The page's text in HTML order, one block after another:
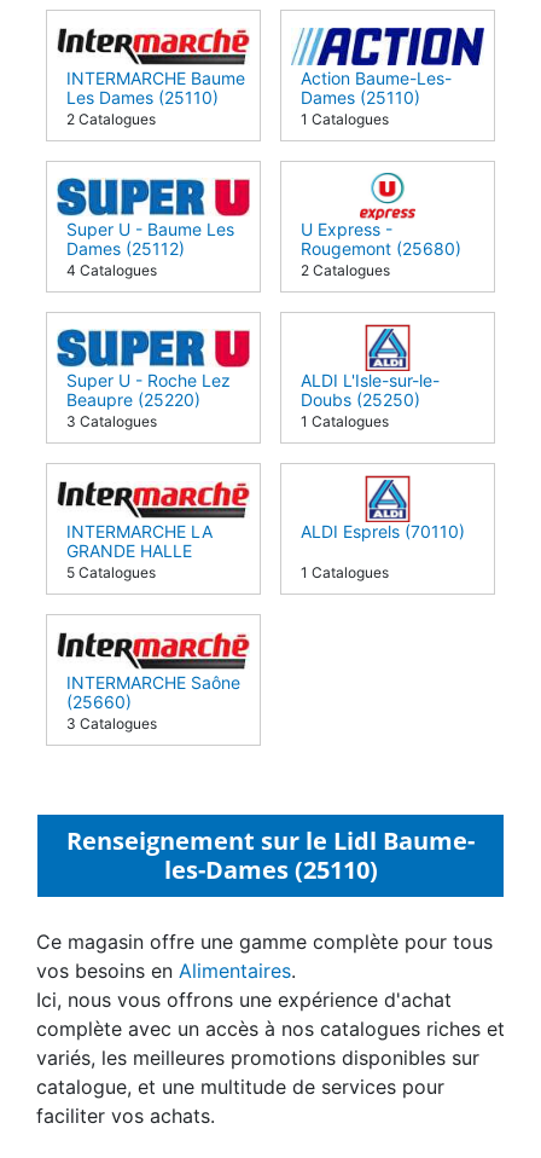
INTERMARCHE Baume
Les Dames (25110)
2 Catalogues
Action Baume-Les-
Dames (25110)
1 Catalogues
Super U - Baume Les
Dames (25112)
4 Catalogues
U Express -
Rougemont (25680)
2 Catalogues
Super U - Roche Lez
Beaupre (25220)
3 Catalogues
ALDI L'Isle-sur-le-
Doubs (25250)
1 Catalogues
INTERMARCHE LA
GRANDE HALLE
(25250)
5 Catalogues
ALDI Esprels (70110)
1 Catalogues
INTERMARCHE Saône
(25660)
3 Catalogues
Renseignement sur le Lidl Baume-
les-Dames (25110)
Ce magasin offre une gamme complète pour tous
vos besoins en Alimentaires.
Ici, nous vous offrons une expérience d'achat
complète avec un accès à nos catalogues riches et
variés, les meilleures promotions disponibles sur
catalogue, et une multitude de services pour
faciliter vos achats.